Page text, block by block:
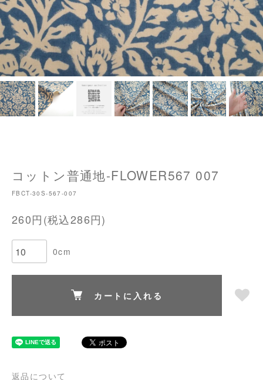
コットン普通地-FLOWER567 007
FBCT-30S-567-007
260円(税込286円)
0cm
カートに入れる
返品について